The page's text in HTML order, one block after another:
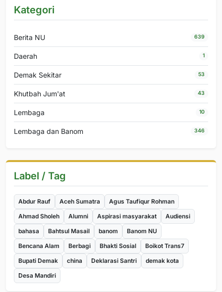
Kategori
Berita NU 639
Daerah 1
Demak Sekitar 53
Khutbah Jum'at 43
Lembaga 10
Lembaga dan Banom 346
Label / Tag
Abdur Rauf Aceh Sumatra
Agus Taufiqur Rohman
Ahmad Sholeh
Alumni Aspirasi masyarakat
Audiensi
bahasa
Bahtsul Masail banom
Banom NU
Bencana Alam
Berbagi Bhakti Sosial
Boikot Trans7
Bupati Demak
china Deklarasi Santri
demak kota
Desa Mandiri